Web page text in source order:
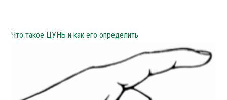
Что такое ЦУНЬ и как его определить